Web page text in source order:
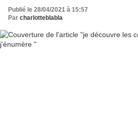
Publié le 28/04/2021 à 15:57
Par charlotteblabla